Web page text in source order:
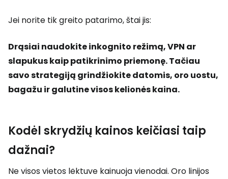
Jei norite tik greito patarimo, štai jis:
Drąsiai naudokite inkognito režimą, VPN ar
slapukus kaip patikrinimo priemonę. Tačiau
savo strategiją grindžiokite datomis, oro uostu,
bagažu ir galutine visos kelionės kaina.
Kodėl skrydžių kainos keičiasi taip
dažnai?
Ne visos vietos lėktuve kainuoja vienodai. Oro linijos